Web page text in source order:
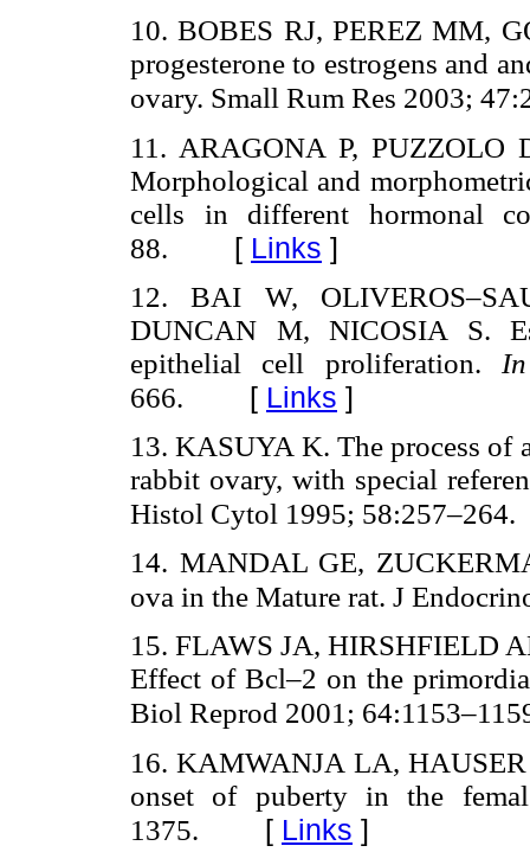
10. BOBES RJ, PEREZ MM,
progesterone to estrogens and
ovary. Small Rum Res 2003;
11. ARAGONA P,
Morphological and
cells in different hormonal
88. [ Links ]
12. BAI W,
DUNCAN M, NICOSIA S.
epithelial cell proliferation.
666. [ Links ]
13. KASUYA K. The process
rabbit ovary, with special
Histol Cytol 1995; 58:257–264.
14. MANDAL GE,
ova in the Mature rat. J
15. FLAWS JA, HIRSHFIELD
Effect of Bcl–2 on the
Biol Reprod 2001;
16. KAMWANJA LA,
onset of puberty in the
1375. [ Links ]